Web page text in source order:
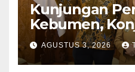
Kunjungan
Kebumen,
Jajaki Kerja
hingga
AGUSTUS 3, 2026